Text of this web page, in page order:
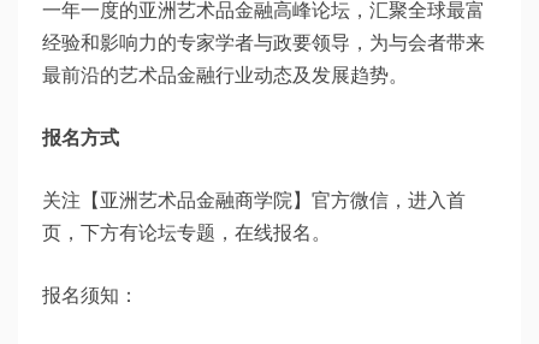
一年一度的亚洲艺术品金融高峰论坛，汇聚全球最富
经验和影响力的专家学者与政要领导，为与会者带来
最前沿的艺术品金融行业动态及发展趋势。
报名方式
关注【亚洲艺术品金融商学院】官方微信，进入首
页，下方有论坛专题，在线报名。
报名须知：